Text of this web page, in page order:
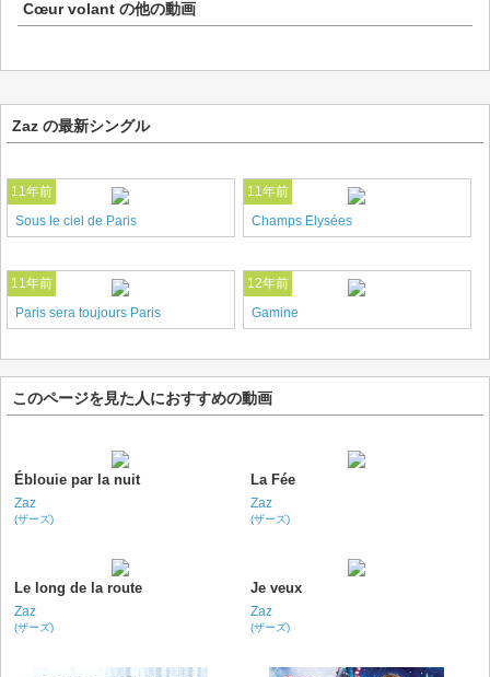
Cœur volant の他の動画
Zaz の最新シングル
11年前
Sous le ciel de Paris
11年前
Champs Elysées
11年前
Paris sera toujours Paris
12年前
Gamine
このページを見た人におすすめの動画
Éblouie par la nuit
Zaz
(ザーズ)
La Fée
Zaz
(ザーズ)
Le long de la route
Zaz
(ザーズ)
Je veux
Zaz
(ザーズ)